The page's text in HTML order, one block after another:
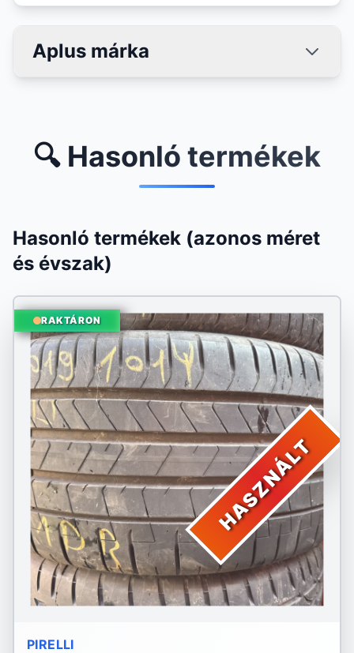
Aplus márka
🔍 Hasonló termékek
Hasonló termékek (azonos méret
és évszak)
HASZNÁLT
RAKTÁRON
PIRELLI